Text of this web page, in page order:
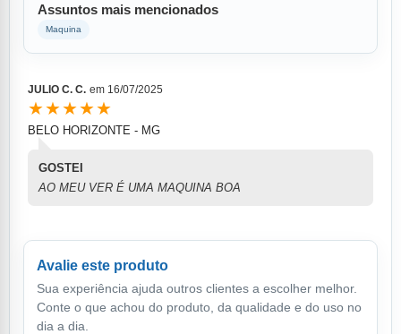
Assuntos mais mencionados
Maquina
JULIO C. C. em 16/07/2025
★★★★★
BELO HORIZONTE - MG
GOSTEI
AO MEU VER É UMA MAQUINA BOA
Avalie este produto
Sua experiência ajuda outros clientes a escolher melhor.
Conte o que achou do produto, da qualidade e do uso no
dia a dia.